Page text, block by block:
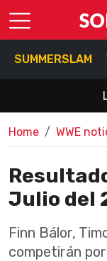
SUMMERSLAM
Home WWE
Julio del
Finn Bálor,
competirán